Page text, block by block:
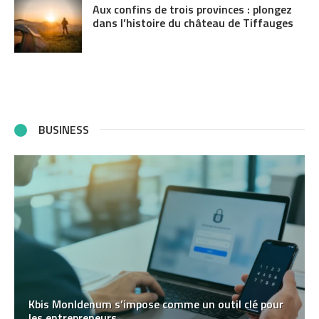
Aux confins de trois provinces : plongez
dans l’histoire du château de Tiffauges
BUSINESS
Kbis MonIdenum s’impose comme un outil clé pour